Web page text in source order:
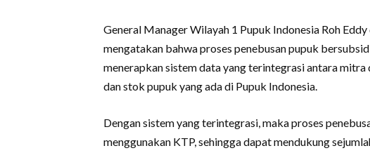
General Manager Wilayah 1 Pupuk Indonesia Roh
mengatakan bahwa proses penebusan pupuk
menerapkan sistem data yang terintegrasi antara
dan stok pupuk yang ada di Pupuk Indonesia.
Dengan sistem yang terintegrasi, maka proses
menggunakan KTP, sehingga dapat mendukung